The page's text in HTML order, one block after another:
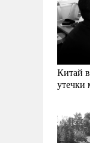
Китай
утечки